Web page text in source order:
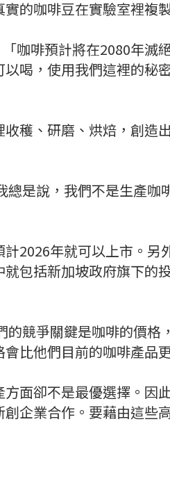
的咖啡豆在實驗室裡複
咖啡預計將在2080年滅
喝，使用我們這裡的秘
穫、研磨、烘焙，創造
總是說，我們不是生產咖
2026年就可以上市。另
包括新加坡政府旗下的
競爭關鍵是咖啡的價格
比他們目前的咖啡產品更
面卻不是最優選擇。因
企業合作。要藉由這些